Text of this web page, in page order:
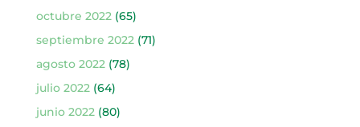
octubre 2022(65)
septiembre 2022(71)
agosto 2022(78)
julio 2022(64)
junio 2022(80)